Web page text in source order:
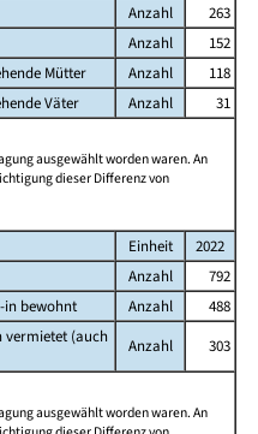
Anzahl
263
Anzahl
152
Mütter
Anzahl
118
Väter
Anzahl
31
ausgewählt worden waren. An
dieser Differenz von
Einheit
2022
Anzahl
792
bewohnt Anzahl
488
vermietet (auch
Anzahl
303
ausgewählt worden waren. An